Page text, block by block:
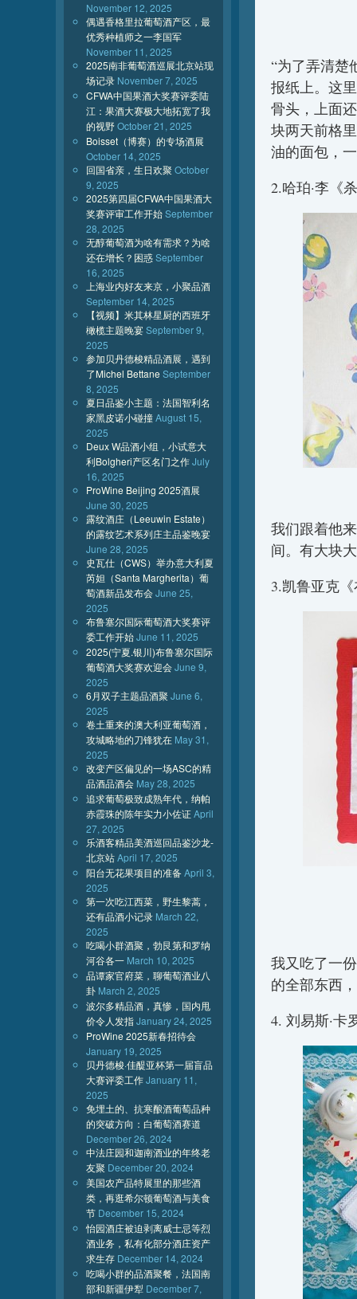
“为了弄清楚
报纸上。这
骨头，上面
块两天前格
油的面包，
2.哈珀·李《
我们跟着他
间。有大块
3.凯鲁亚克
我又吃了一
的全部东西
4. 刘易斯·卡
November 12, 2025
偶遇香格里拉葡萄酒产区，最
优秀种植师之一李国军
November 11, 2025
2025南非葡萄酒巡展北京站现
场记录 November 7, 2025
CFWA中国果酒大奖赛评委陆
江：果酒大赛极大地拓宽了我
的视野October 21, 2025
Boisset（博赛）的专场酒展
October 14, 2025
回国省亲，生日欢聚 October
9, 2025
2025第四届CFWA中国果酒大
奖赛评审工作开始September
28, 2025
无醇葡萄酒为啥有需求？为啥
还在增长？困惑September
16, 2025
上海业内好友来京，小聚品酒
September 14, 2025
【视频】米其林星厨的西班牙
橄榄主题晚宴September 9,
2025
参加贝丹德梭精品酒展，遇到
了Michel Bettane September
8, 2025
夏日品鉴小主题：法国智利名
家黑皮诺小碰撞August 15,
2025
Deux W品酒小组，小试意大
利Bolgheri产区名门之作July
16, 2025
ProWine Beijing 2025酒展
June 30, 2025
露纹酒庄（Leeuwin Estate）
的露纹艺术系列庄主品鉴晚宴
June 28, 2025
史瓦仕（CWS）举办意大利夏
芮妲（Santa Margherita）葡
萄酒新品发布会June 25,
2025
布鲁塞尔国际葡萄酒大奖赛评
委工作开始June 11, 2025
2025(宁夏.银川)布鲁塞尔国际
葡萄酒大奖赛欢迎会June 9,
2025
6月双子主题品酒聚 June 6,
2025
卷土重来的澳大利亚葡萄酒，
攻城略地的刀锋犹在 May 31,
2025
改变产区偏见的一场ASC的精
品酒品酒会 May 28, 2025
追求葡萄极致成熟年代，纳帕
赤霞珠的陈年实力小佐证April
27, 2025
乐酒客精品美酒巡回品鉴沙龙-
北京站April 17, 2025
阳台无花果项目的准备April 3,
2025
第一次吃江西菜，野生黎蒿，
还有品酒小记录 March 22,
2025
吃喝小群酒聚，勃艮第和罗纳
河谷各一 March 10, 2025
品谭家官府菜，聊葡萄酒业八
卦 March 2, 2025
波尔多精品酒，真惨，国内甩
价令人发指January 24, 2025
ProWine 2025新春招待会
January 19, 2025
贝丹德梭·佳醍亚杯第一届盲品
大赛评委工作January 11,
2025
免埋土的、抗寒酿酒葡萄品种
的突破方向：白葡萄酒赛道
December 26, 2024
中法庄园和迦南酒业的年终老
友聚 December 20, 2024
美国农产品特展里的那些酒
类，再逛希尔顿葡萄酒与美食
节 December 15, 2024
怡园酒庄被迫剥离威士忌等烈
酒业务，私有化部分酒庄资产
求生存 December 14, 2024
吃喝小群的品酒聚餐，法国南
部和新疆伊犁 December 7,